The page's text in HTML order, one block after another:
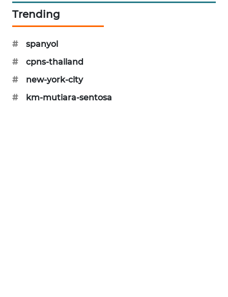
Trending
#
spanyol
#
cpns-thailand
#
new-york-city
#
km-mutiara-sentosa
NEWS
NEWS
ID